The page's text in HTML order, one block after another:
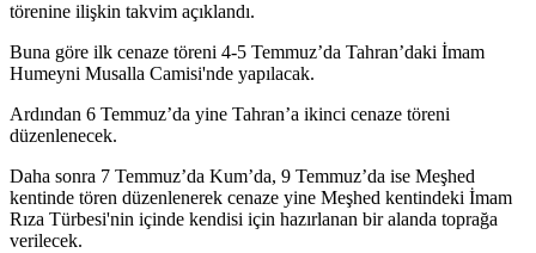
törenine ilişkin takvim açıklandı.
Buna göre ilk cenaze töreni 4-5 Temmuz’da Tahran’daki İmam
Humeyni Musalla Camisi'nde yapılacak.
Ardından 6 Temmuz’da yine Tahran’a ikinci cenaze töreni
düzenlenecek.
Daha sonra 7 Temmuz’da Kum’da, 9 Temmuz’da ise Meşhed
kentinde tören düzenlenerek cenaze yine Meşhed kentindeki İmam
Rıza Türbesi'nin içinde kendisi için hazırlanan bir alanda toprağa
verilecek.